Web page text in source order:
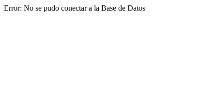
Error: No se pudo conectar a la Base de Datos